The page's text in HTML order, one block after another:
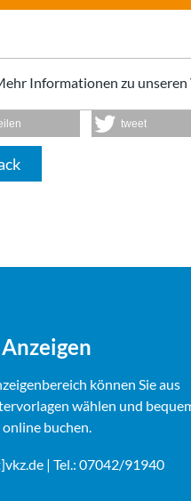
Informationen zu
tweet
Anzeigen
können Sie aus
wählen und
online buchen.
| Tel.: 07042/91940